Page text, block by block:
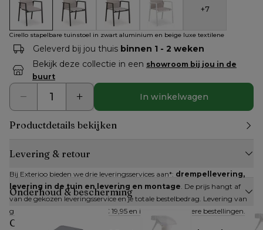
Cirello stapelbare tuinstoel in zwart aluminium en beige luxe
Cirello stapelbare tuinstoel in zwart aluminium en
Cirello stapelbare tuinstoel in zwart
Cirello stapelbare tuinstoel
+7
Cirello stapelbare tuinstoel in zwart aluminium en beige luxe textilene
Geleverd bij jou thuis binnen 1 - 2 weken
Bekijk deze collectie in een showroom bij jou in de
buurt
In winkelwagen
Productdetails bekijken
Levering & retour
Bij Exterioo bieden we drie leveringsservices aan*: drempellevering,
levering in de tuin en levering en montage. De prijs hangt af
van de gekozen leveringsservice en je totale bestelbedrag. Levering van
grote artikelen kan al vanaf € 19,95 en is gratis bij grotere bestellingen.
Onderhoud & bescherming
Collectie